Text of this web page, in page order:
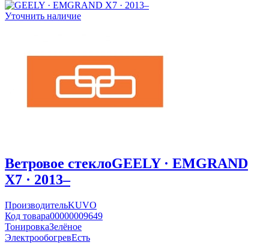
Уточнить наличие
Ветровое стеклоGEELY · EMGRAND
X7 · 2013–
ПроизводительKUVO
Код товара00000009649
ТонировкаЗелёное
ЭлектрообогревЕсть